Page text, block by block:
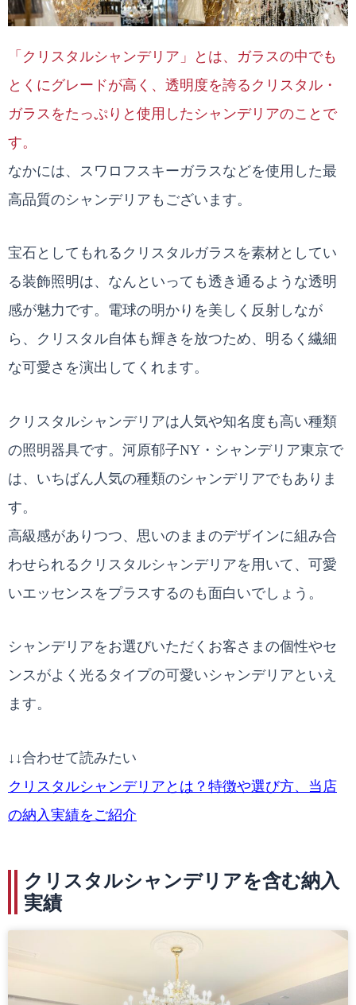
「クリスタルシャンデリア」とは、ガラスの中でも
とくにグレードが高く、透明度を誇るクリスタル・
ガラスをたっぷりと使用したシャンデリアのことで
す。
なかには、スワロフスキーガラスなどを使用した最
高品質のシャンデリアもございます。
宝石としてもれるクリスタルガラスを素材としてい
る装飾照明は、なんといっても透き通るような透明
感が魅力です。電球の明かりを美しく反射しなが
ら、クリスタル自体も輝きを放つため、明るく繊細
な可愛さを演出してくれます。
クリスタルシャンデリアは人気や知名度も高い種類
の照明器具です。河原郁子NY・シャンデリア東京で
は、いちばん人気の種類のシャンデリアでもありま
す。
高級感がありつつ、思いのままのデザインに組み合
わせられるクリスタルシャンデリアを用いて、可愛
いエッセンスをプラスするのも面白いでしょう。
シャンデリアをお選びいただくお客さまの個性やセ
ンスがよく光るタイプの可愛いシャンデリアといえ
ます。
↓↓合わせて読みたい
クリスタルシャンデリアとは？特徴や選び方、当店
の納入実績をご紹介
クリスタルシャンデリアを含む納入
実績